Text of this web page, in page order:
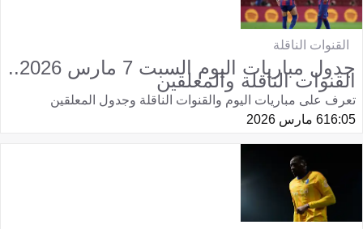
القنوات الناقلة
جدول مباريات اليوم السبت 7 مارس 2026..
القنوات الناقلة والمعلقين
تعرف على مباريات اليوم والقنوات الناقلة وجدول المعلقين
16:056 مارس 2026